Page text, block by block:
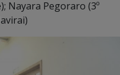
Nayara Pegoraro (3º